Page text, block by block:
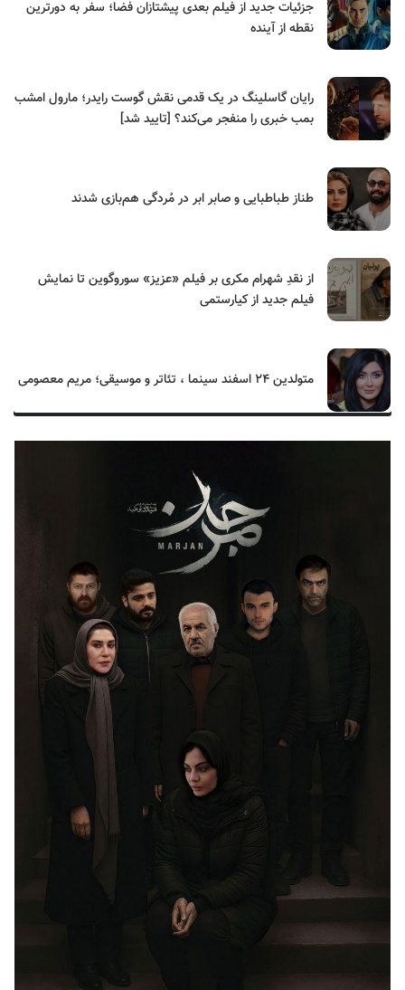
جزئیات جدید از فیلم بعدی پیشتازان فضا؛ سفر به دورترین
نقطه از آینده
رایان گاسلینگ در یک قدمی نقش گوست رایدر؛ مارول امشب
بمب خبری را منفجر می‌کند؟ [تایید شد]
طناز طباطبایی و صابر ابر در مُردگی هم‌بازی شدند
از نقدِ شهرام مکری بر فیلم «عزیز» سوروگوین تا نمایش
فیلم جدید از کیارستمی
متولدین ۲۴ اسفند سینما ، تئاتر و موسیقی؛ مریم معصومی